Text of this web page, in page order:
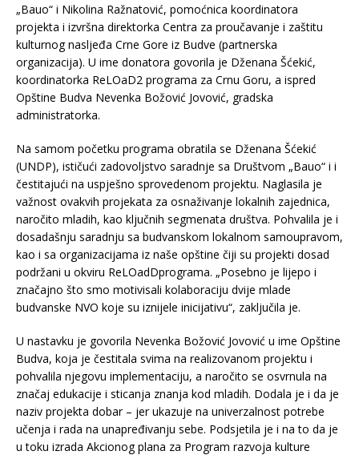
„Bauo“ i Nikolina Ražnatović, pomoćnica koordinatora
projekta i izvršna direktorka Centra za proučavanje i zaštitu
kulturnog nasljeđa Crne Gore iz Budve (partnerska
organizacija). U ime donatora govorila je Dženana Šćekić,
koordinatorka ReLOaD2 programa za Crnu Goru, a ispred
Opštine Budva Nevenka Božović Jovović, gradska
administratorka.
Na samom početku programa obratila se Dženana Šćekić
(UNDP), ističući zadovoljstvo saradnje sa Društvom „Bauo“ i i
čestitajući na uspješno sprovedenom projektu. Naglasila je
važnost ovakvih projekata za osnaživanje lokalnih zajednica,
naročito mladih, kao ključnih segmenata društva. Pohvalila je i
dosadašnju saradnju sa budvanskom lokalnom samoupravom,
kao i sa organizacijama iz naše opštine čiji su projekti dosad
podržani u okviru ReLOadDprograma. „Posebno je lijepo i
značajno što smo motivisali kolaboraciju dvije mlade
budvanske NVO koje su iznijele inicijativu“, zaključila je.
U nastavku je govorila Nevenka Božović Jovović u ime Opštine
Budva, koja je čestitala svima na realizovanom projektu i
pohvalila njegovu implementaciju, a naročito se osvrnula na
značaj edukacije i sticanja znanja kod mladih. Dodala je i da je
naziv projekta dobar – jer ukazuje na univerzalnost potrebe
učenja i rada na unapređivanju sebe. Podsjetila je i na to da je
u toku izrada Akcionog plana za Program razvoja kulture